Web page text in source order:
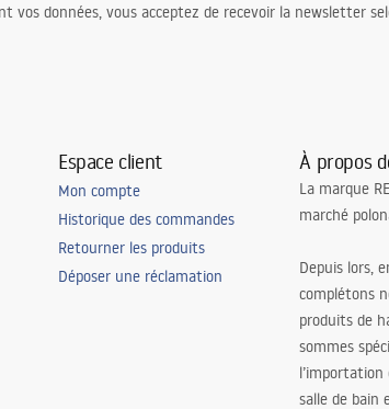
vos données, vous acceptez de recevoir la newsletter
Espace client
Mon compte
Historique des commandes
Retourner les produits
Déposer une réclamation
À propos
La marque
marché
Depuis lors,
complétons
produits de
sommes
l’importation
salle de bain